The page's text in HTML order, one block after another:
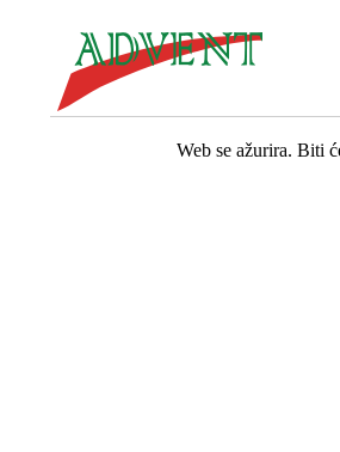
Web se ažurira. Biti